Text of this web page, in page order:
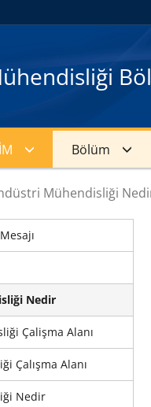
Bölüm
Mühendisliği
Nedir
Çalişma Alanı
Çalışma Alanı
Nedir